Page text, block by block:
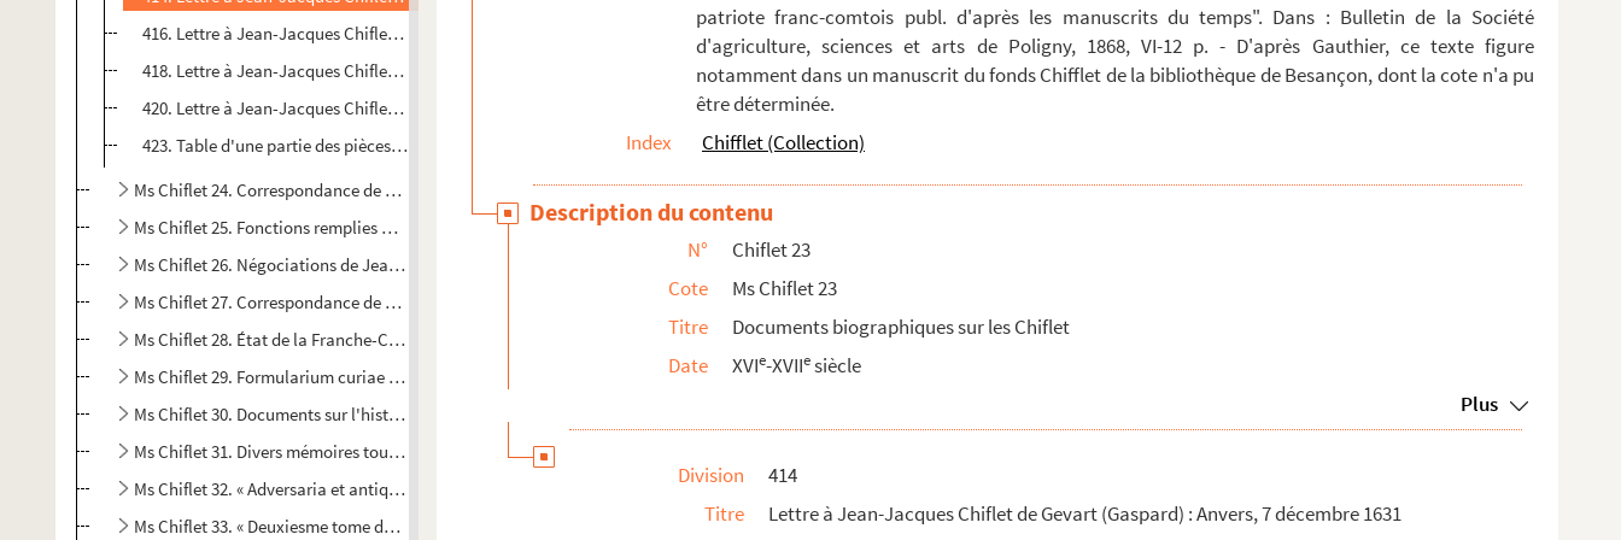
416. Lettre à Jean-Jacques Chiflet de Gevart (Gaspard) : Anvers, 15 janvier 1633
418. Lettre à Jean-Jacques Chiflet de Nuñez (Ildefonso) : Madrid, 26 août 1628
420. Lettre à Jean-Jacques Chiflet de Faret (Nicolas) : Bourges, 22 avril 1620. Lettre à Jean-Jacques Chi...
423. Table d'une partie des pièces qui sont contenues dans ce volume
Ms Chiflet 24. Correspondance de Jean-Jacques et de Philippe Chiflet avec les héritiers de la maison de Granvelle, ...
Ms Chiflet 25. Fonctions remplies par Jean-Jacques, Philippe et Jules Chiflet à Bruxelles et à Madrid
Ms Chiflet 26. Négociations de Jean-Jacques Chiflet à Bruxelles comme mandataire de la municipalité souveraine de B...
Ms Chiflet 27. Correspondance de Jules Chiflet
Ms Chiflet 28. État de la Franche-Comté pendant la seconde moitié du XVI esiècle et la première du XVIIe
Ms Chiflet 29. Formularium curiae archiepiscopalis Bisuntinae
Ms Chiflet 30. Documents sur l'histoire de Lorraine, et particulièrement sur les incidents de l'existence du duc Ch...
Ms Chiflet 31. Divers mémoires touchant le concile de Trente
Ms Chiflet 32. « Adversaria et antiquariae. Tomus I. »
Ms Chiflet 33. « Deuxiesme tome des Recès et papiers concernans les Estats généraux du comté de Bourgongne, recueil...
patriote franc-comtois publ. d'après les manuscrits du temps". Dans : Bulletin de la Société
d'agriculture, sciences et arts de Poligny, 1868, VI-12 p. - D'après Gauthier, ce texte figure
notamment dans un manuscrit du fonds Chifflet de la bibliothèque de Besançon, dont la cote n'a pu
être déterminée.
Index
Chifflet (Collection)
Description du contenu
N°
Chiflet 23
Cote
Ms Chiflet 23
Titre
Documents biographiques sur les Chiflet
Date
XVIe-XVIIesiècle
Plus
Division
414
Titre
Lettre à Jean-Jacques Chiflet de Gevart (Gaspard) : Anvers, 7 décembre 1631